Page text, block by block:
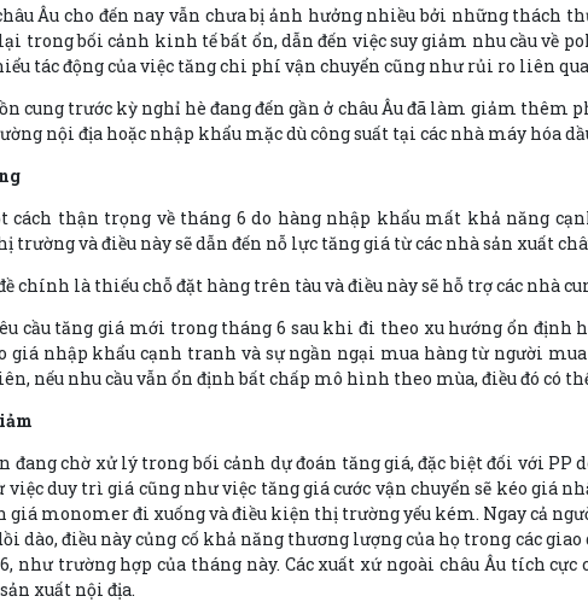
Âu cho đến nay vẫn chưa bị ảnh hưởng nhiều bởi những thách
trong bối cảnh kinh tế bất ổn, dẫn đến việc suy giảm nhu cầu về
tác động của việc tăng chi phí vận chuyển cũng như rủi ro liên
cung trước kỳ nghỉ hè đang đến gần ở châu Âu đã làm giảm
nội địa hoặc nhập khẩu mặc dù công suất tại các nhà máy hóa
cách thận trọng về tháng 6 do hàng nhập khẩu mất khả năng
trường và điều này sẽ dẫn đến nỗ lực tăng giá từ các nhà sản xuất
chính là thiếu chỗ đặt hàng trên tàu và điều này sẽ hỗ trợ các nhà
cầu tăng giá mới trong tháng 6 sau khi đi theo xu hướng ổn định
giá nhập khẩu cạnh tranh và sự ngần ngại mua hàng từ người
nếu nhu cầu vẫn ổn định bất chấp mô hình theo mùa, điều đó có
đang chờ xử lý trong bối cảnh dự đoán tăng giá, đặc biệt đối với PP
duy trì giá cũng như việc tăng giá cước vận chuyển sẽ kéo giá
giá monomer đi xuống và điều kiện thị trường yếu kém. Ngay cả
dào, điều này củng cố khả năng thương lượng của họ trong các
như trường hợp của tháng này. Các xuất xứ ngoài châu Âu tích
xuất nội địa.